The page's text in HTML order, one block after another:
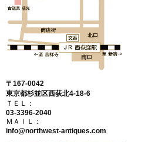
〒167-0042
東京都杉並区西荻北4-18-6
ＴＥＬ：
03-3396-2040
ＭＡＩＬ：
info@northwest-antiques.com